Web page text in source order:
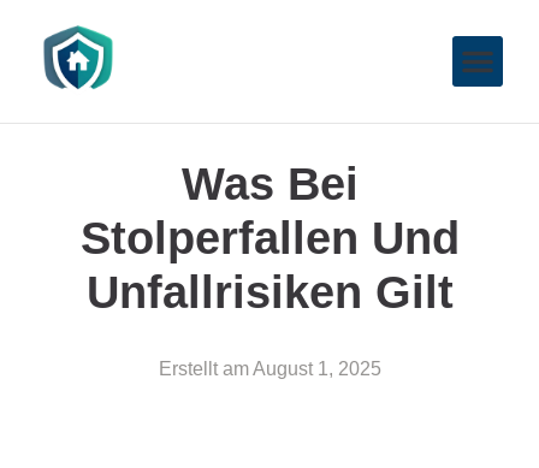
Was Bei
Stolperfallen Und
Unfallrisiken Gilt
Erstellt am August 1, 2025